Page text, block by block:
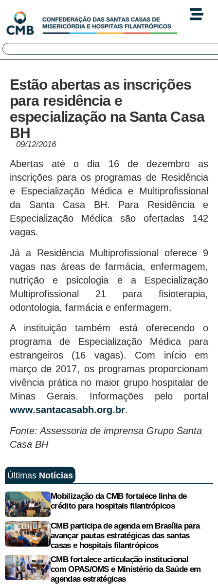
Estão abertas as inscrições
para residência e
especialização na Santa Casa
BH
09/12/2016
Abertas até o dia 16 de dezembro as
inscrições para os programas de Residência
e Especialização Médica e Multiprofissional
da Santa Casa BH. Para Residência e
Especialização Médica são ofertadas 142
vagas.
Já a Residência Multiprofissional oferece 9
vagas nas áreas de farmácia, enfermagem,
nutrição e psicologia e a Especialização
Multiprofissional 21 para fisioterapia,
odontologia, farmácia e enfermagem.
A instituição também está oferecendo o
programa de Especialização Médica para
estrangeiros (16 vagas). Com início em
março de 2017, os programas proporcionam
vivência prática no maior grupo hospitalar de
Minas Gerais. Informações pelo portal
www.santacasabh.org.br.
Fonte: Assessoria de imprensa Grupo Santa
Casa BH
Últimas Notícias
Mobilização da CMB fortalece linha de
crédito para hospitais filantrópicos
CMB participa de agenda em Brasília para
avançar pautas estratégicas das santas
casas e hospitais filantrópicos
CMB fortalece articulação institucional
com OPAS/OMS e Ministério da Saúde em
agendas estratégicas